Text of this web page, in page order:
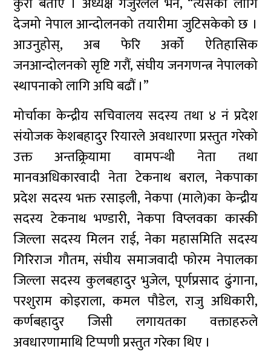
देजमो नेपाल आन्दोलनको तयारीमा जुटिसकेको छ ।
आउनुहोस्, अब फेरि अर्को ऐतिहासिक
जनआन्दोलनको सृष्टि गरौं, संघीय जनगणन्त्र नेपालको
स्थापनाको लागि अघि बढौं ।”
मोर्चाका केन्द्रीय सचिवालय सदस्य तथा ४ नं प्रदेश
संयोजक केशबहादुर रियारले अवधारणा प्रस्तुत गरेको
उक्त अन्तक्र्रियामा वामपन्थी नेता तथा
मानवअधिकारवादी नेता टेकनाथ बराल, नेकपाका
प्रदेश सदस्य भक्त रसाइली, नेकपा (माले)का केन्द्रीय
सदस्य टेकनाथ भण्डारी, नेकपा विप्लवका कास्की
जिल्ला सदस्य मिलन राई, नेका महासमिति सदस्य
गिरिराज गौतम, संघीय समाजवादी फोरम नेपालका
जिल्ला सदस्य कुलबहादुर भुजेल, पूर्णप्रसाद ढुंगाना,
परशुराम कोइराला, कमल पौडेल, राजु अधिकारी,
कर्णबहादुर जिसी लगायतका वक्ताहरुले
अवधारणामाथि टिप्पणी प्रस्तुत गरेका थिए ।